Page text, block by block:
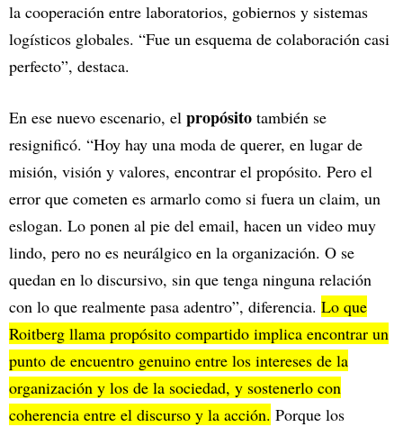
la cooperación entre laboratorios, gobiernos y sistemas
logísticos globales. “Fue un esquema de colaboración casi
perfecto”, destaca.
En ese nuevo escenario, el propósito también se
resignificó. “Hoy hay una moda de querer, en lugar de
misión, visión y valores, encontrar el propósito. Pero el
error que cometen es armarlo como si fuera un claim, un
eslogan. Lo ponen al pie del email, hacen un video muy
lindo, pero no es neurálgico en la organización. O se
quedan en lo discursivo, sin que tenga ninguna relación
con lo que realmente pasa adentro”, diferencia. Lo que
Roitberg llama propósito compartido implica encontrar un
punto de encuentro genuino entre los intereses de la
organización y los de la sociedad, y sostenerlo con
coherencia entre el discurso y la acción. Porque los